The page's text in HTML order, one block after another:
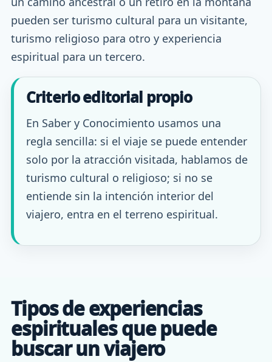
pueden ser turismo cultural para un visitante,
turismo religioso para otro y experiencia
espiritual para un tercero.
Criterio editorial propio
En Saber y Conocimiento usamos una
regla sencilla: si el viaje se puede entender
solo por la atracción visitada, hablamos de
turismo cultural o religioso; si no se
entiende sin la intención interior del
viajero, entra en el terreno espiritual.
Tipos de experiencias
espirituales que puede
buscar un viajero